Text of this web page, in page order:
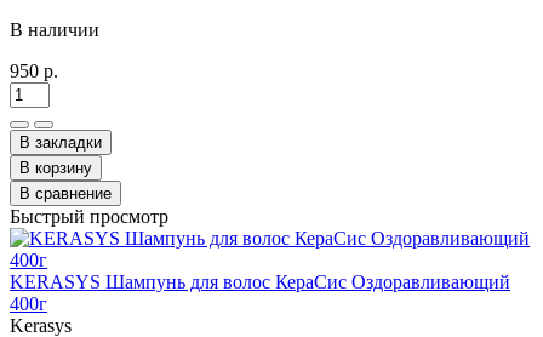
В наличии
950 р.
В закладки
В корзину
В сравнение
Быстрый просмотр
KERASYS Шампунь для волос КераСис Оздоравливающий
400г
Kerasys